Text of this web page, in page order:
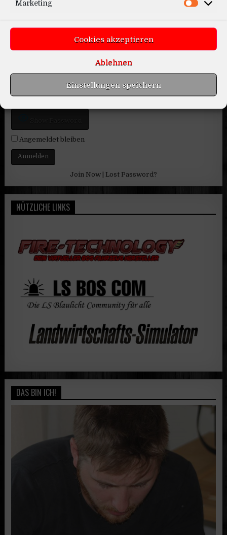
Marketing
Cookies akzeptieren
Ablehnen
Einstellungen speichern
Benutzername oder E-Mail-Adresse
Show Password
Angemeldet bleiben
Join Now Lost Password?
NÜTZLICHE LINKS
DAS BIN ICH!